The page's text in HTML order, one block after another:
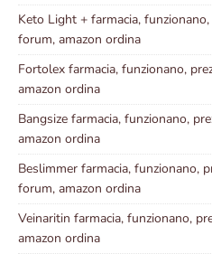
Keto Light + farmacia,
forum, amazon ordina
Fortolex farmacia, funzionano,
amazon ordina
Bangsize farmacia, funzionano,
amazon ordina
Beslimmer farmacia, funzionano,
forum, amazon ordina
Veinaritin farmacia, funzionano,
amazon ordina